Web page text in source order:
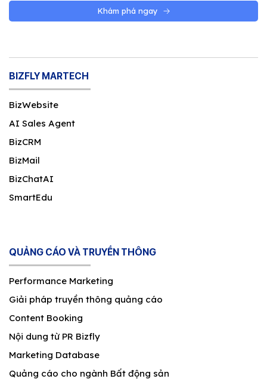
Khám phá ngay
BIZFLY MARTECH
BizWebsite
AI Sales Agent
BizCRM
BizMail
BizChatAI
SmartEdu
QUẢNG CÁO VÀ TRUYỀN THÔNG
Performance Marketing
Giải pháp truyền thông quảng cáo
Content Booking
Nội dung từ PR Bizfly
Marketing Database
Quảng cáo cho ngành Bất động sản